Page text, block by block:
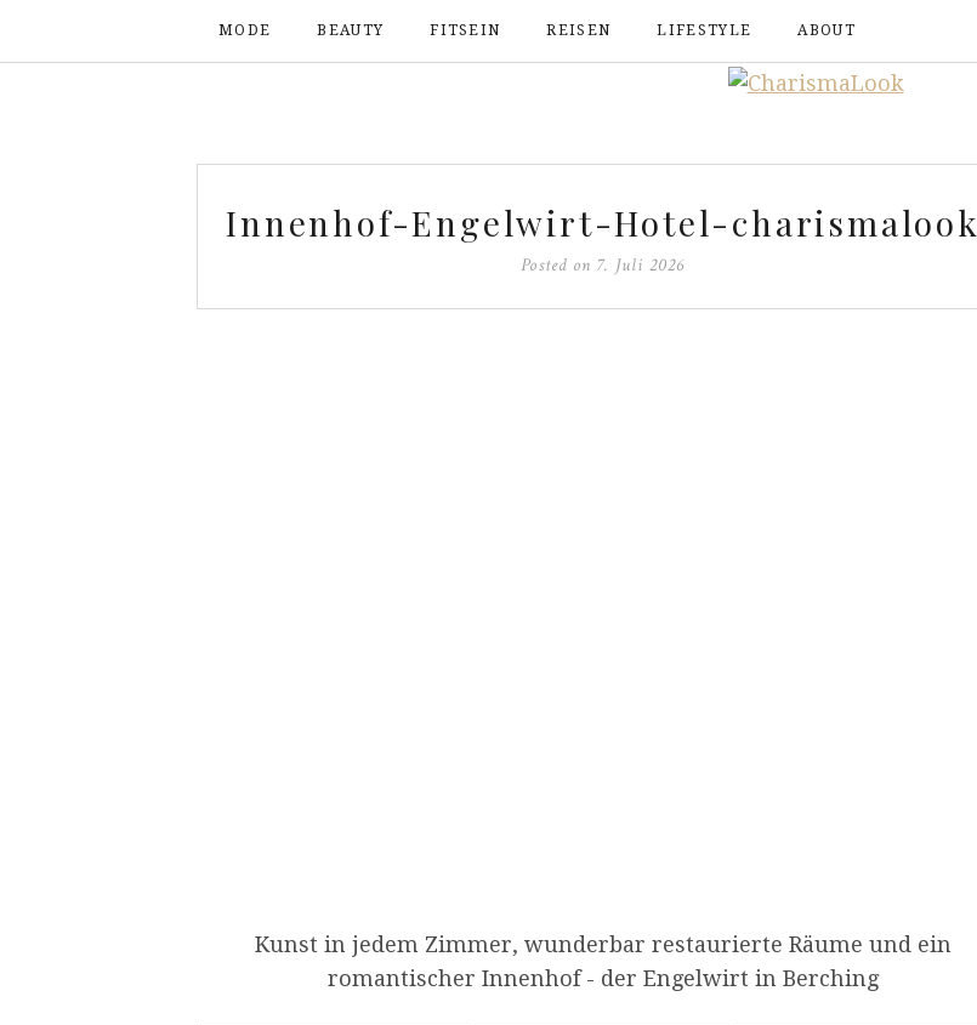
MODE BEAUTY FITSEIN REISEN LIFESTYLE ABOUT
Innenhof-Engelwirt-Hotel-charismalook
Posted on 7. Juli 2026
Kunst in jedem Zimmer, wunderbar restaurierte Räume und ein
romantischer Innenhof - der Engelwirt in Berching